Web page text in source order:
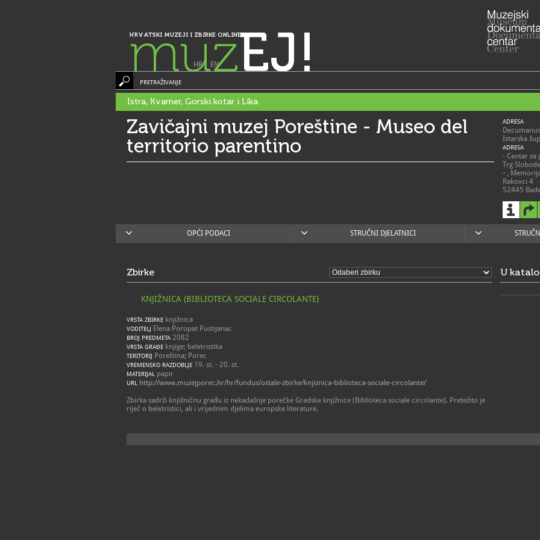
HRVATSKI MUZEJI I ZBIRKE ONLINE
muzEJ!
HR| EN
PRETRAŽIVANJE
Istra, Kvarner, Gorski kotar i Lika
Zavičajni muzej Poreštine - Museo del
territorio parentino
ADRESA
Istarska
ADRESA
- Centar za
Trg
- ,
Rakovci 4
52445
skulptura
52450
-
52440
15. rujna
•
OPĆI PODACI STRUČNI DJELATNICI
Zbirke
KNJIŽNICA (BIBLIOTECA SOCIALE CIRCOLANTE)
VRSTA ZBIRKE knjižnica
VODITELJ Elena Poropat Pustijanac
BROJ PREDMETA 2082
VRSTA GRAĐE knjige; beletristika
TERITORIJ Poreština; Porec
VREMENSKO RAZDOBLJE 19. st. - 20. st.
MATERIJAL papir
URL http://www.muzejporec.hr/hr/fundus/ostale-zbirke/knjiznica-biblioteca-sociale-circolante/
Zbirka sadrži knjižničnu građu iz nekadašnje porečke Gradske knjižnice (Biblioteca sociale circolante). Pretežito je
riječ o beletristici, ali i vrijednim djelima europske literature.
U